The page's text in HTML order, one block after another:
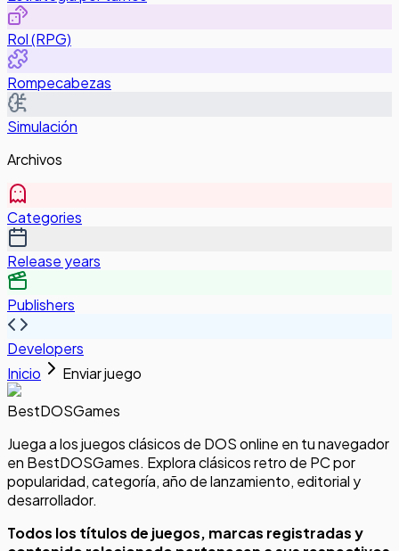
Rol (RPG)
Rompecabezas
Simulación
Archivos
Categories
Release years
Publishers
Developers
Inicio
Enviar juego
BestDOSGames
Juega a los juegos clásicos de DOS online en tu navegador
en BestDOSGames. Explora clásicos retro de PC por
popularidad, categoría, año de lanzamiento, editorial y
desarrollador.
Todos los títulos de juegos, marcas registradas y